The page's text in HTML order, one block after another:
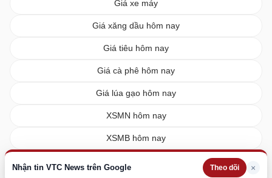
Nhận tin VTC News trên Google Theo dõi ×
Giá xe máy
Giá xăng dầu hôm nay
Giá tiêu hôm nay
Giá cà phê hôm nay
Giá lúa gạo hôm nay
XSMN hôm nay
XSMB hôm nay